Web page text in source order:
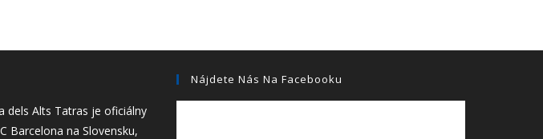
dels Alts Tatras je oficiálny
Barcelona na Slovensku,
Nájdete Nás Na Facebooku